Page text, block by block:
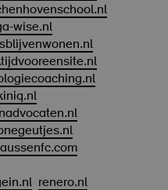
wise.nl
renero.nl